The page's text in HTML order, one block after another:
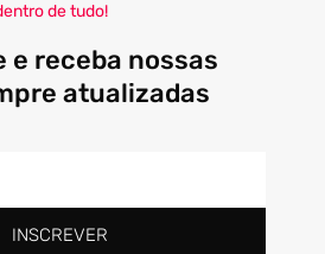
de tudo!
receba nossas
atualizadas
INSCREVER